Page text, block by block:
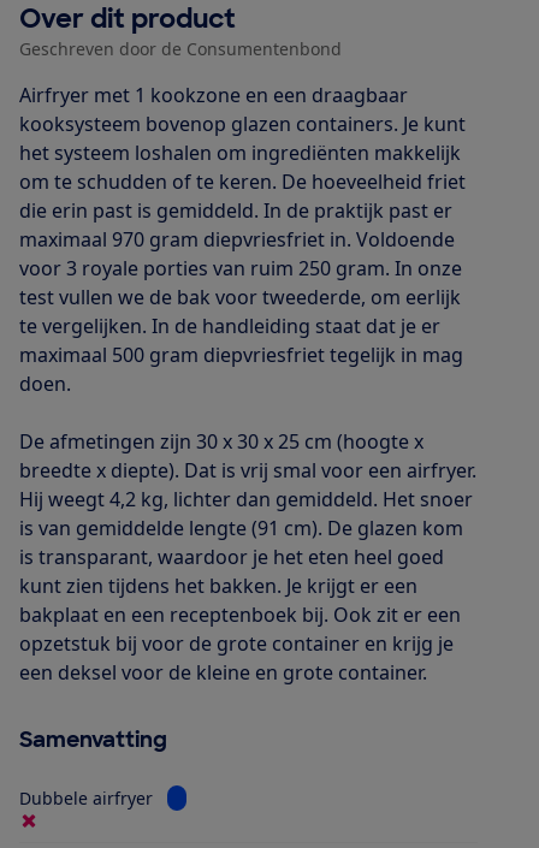
Over dit product
Geschreven door de Consumentenbond
Airfryer met 1 kookzone en een draagbaar
kooksysteem bovenop glazen containers. Je kunt
het systeem loshalen om ingrediënten makkelijk
om te schudden of te keren. De hoeveelheid friet
die erin past is gemiddeld. In de praktijk past er
maximaal 970 gram diepvriesfriet in. Voldoende
voor 3 royale porties van ruim 250 gram. In onze
test vullen we de bak voor tweederde, om eerlijk
te vergelijken. In de handleiding staat dat je er
maximaal 500 gram diepvriesfriet tegelijk in mag
doen.
De afmetingen zijn 30 x 30 x 25 cm (hoogte x
breedte x diepte). Dat is vrij smal voor een airfryer.
Hij weegt 4,2 kg, lichter dan gemiddeld. Het snoer
is van gemiddelde lengte (91 cm). De glazen kom
is transparant, waardoor je het eten heel goed
kunt zien tijdens het bakken. Je krijgt er een
bakplaat en een receptenboek bij. Ook zit er een
opzetstuk bij voor de grote container en krijg je
een deksel voor de kleine en grote container.
Samenvatting
Dubbele airfryer Bekijk informatie voor Dubbele airfryer